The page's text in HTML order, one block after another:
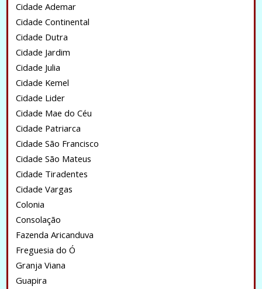
Cidade Ademar
Cidade Continental
Cidade Dutra
Cidade Jardim
Cidade Julia
Cidade Kemel
Cidade Lider
Cidade Mae do Céu
Cidade Patriarca
Cidade São Francisco
Cidade São Mateus
Cidade Tiradentes
Cidade Vargas
Colonia
Consolação
Fazenda Aricanduva
Freguesia do Ó
Granja Viana
Guapira